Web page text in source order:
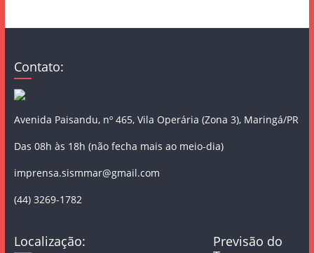
Contato:
Avenida Paisandu, nº 465, Vila Operária (Zona 3), Maringá/PR
Das 08h às 18h (não fecha mais ao meio-dia)
imprensa.sismmar@gmail.com
(44) 3269-1782
Localização:
Previsão do